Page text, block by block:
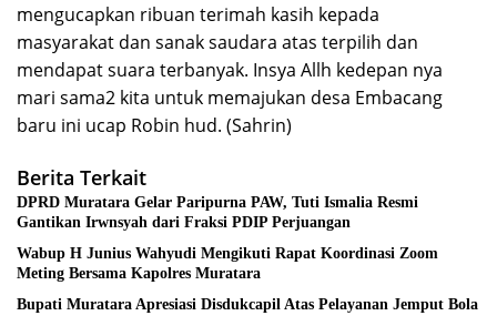
mengucapkan ribuan terimah kasih kepada
masyarakat dan sanak saudara atas terpilih dan
mendapat suara terbanyak. Insya Allh kedepan nya
mari sama2 kita untuk memajukan desa Embacang
baru ini ucap Robin hud. (Sahrin)
Berita Terkait
DPRD Muratara Gelar Paripurna PAW, Tuti Ismalia Resmi
Gantikan Irwnsyah dari Fraksi PDIP Perjuangan
Wabup H Junius Wahyudi Mengikuti Rapat Koordinasi Zoom
Meting Bersama Kapolres Muratara
Bupati Muratara Apresiasi Disdukcapil Atas Pelayanan Jemput Bola